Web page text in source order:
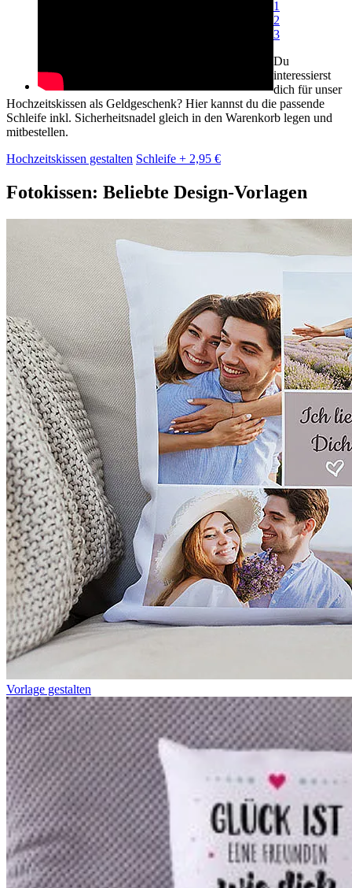
1
2
3
Du
interessierst
dich für unser
Hochzeitskissen als Geldgeschenk? Hier kannst du die passende
Schleife inkl. Sicherheitsnadel gleich in den Warenkorb legen und
mitbestellen.
Hochzeitskissen gestalten Schleife + 2,95 €
Fotokissen: Beliebte Design-Vorlagen
Vorlage gestalten